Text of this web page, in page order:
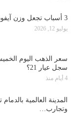
3 أسباب تجعل وزن آيفون 18 برو ماكس ميزة لا عيبًا
يوليو 12, 2026
سعر الذهب اليوم
سجل عيار 21؟
4 أيام منذ
وتجارب…